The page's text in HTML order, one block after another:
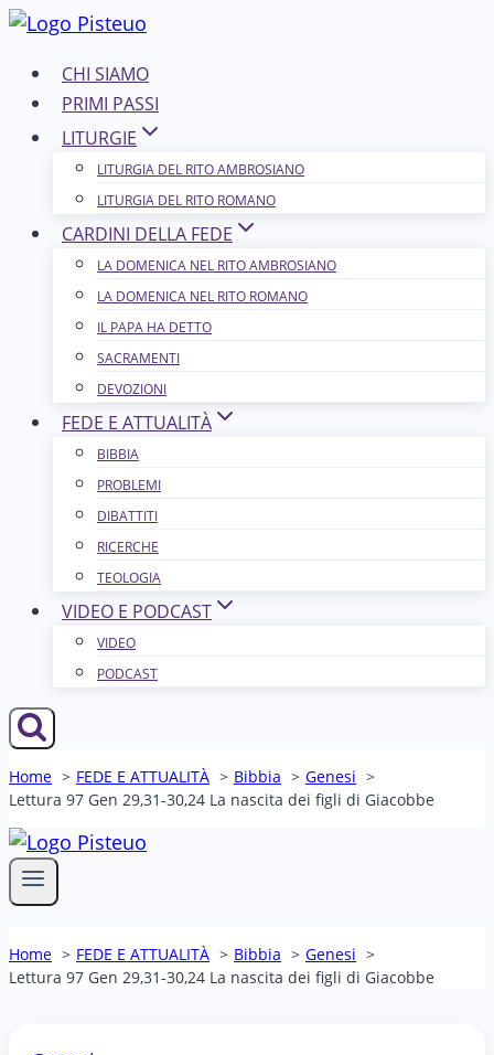
Salta
contenutoCHI SIAMO
PRIMI PASSI
LITURGIE
LITURGIA DEL RITO AMBROSIANO
LITURGIA DEL RITO ROMANO
CARDINI DELLA FEDE
LA DOMENICA NEL R​​​​​​ITO AMBROSIANO
LA DOMENICA NEL RITO ROMANO
IL PAPA HA DETTO
SACRAMENTI
DEVOZIONI
FEDE E ATTUALITÀ
BIBBIA
PROBLEMI
DIBATTITI
RICERCHE
TEOLOGIA
VIDEO E PODCAST
VIDEO
PODCAST
Home FEDE E ATTUALITÀ Bibbia
Genesi
Lettura 97 Gen 29,31-30,24 La nascita dei figli di Giacobbe
Home FEDE E ATTUALITÀ Bibbia
Genesi
Lettura 97 Gen 29,31-30,24 La nascita dei figli di Giacobbe